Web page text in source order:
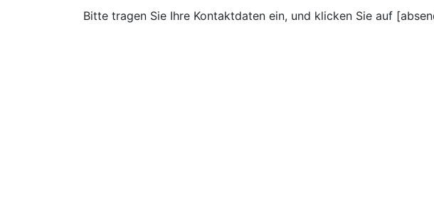
Bitte tragen Sie Ihre Kontaktdaten ein, und klicken Sie auf